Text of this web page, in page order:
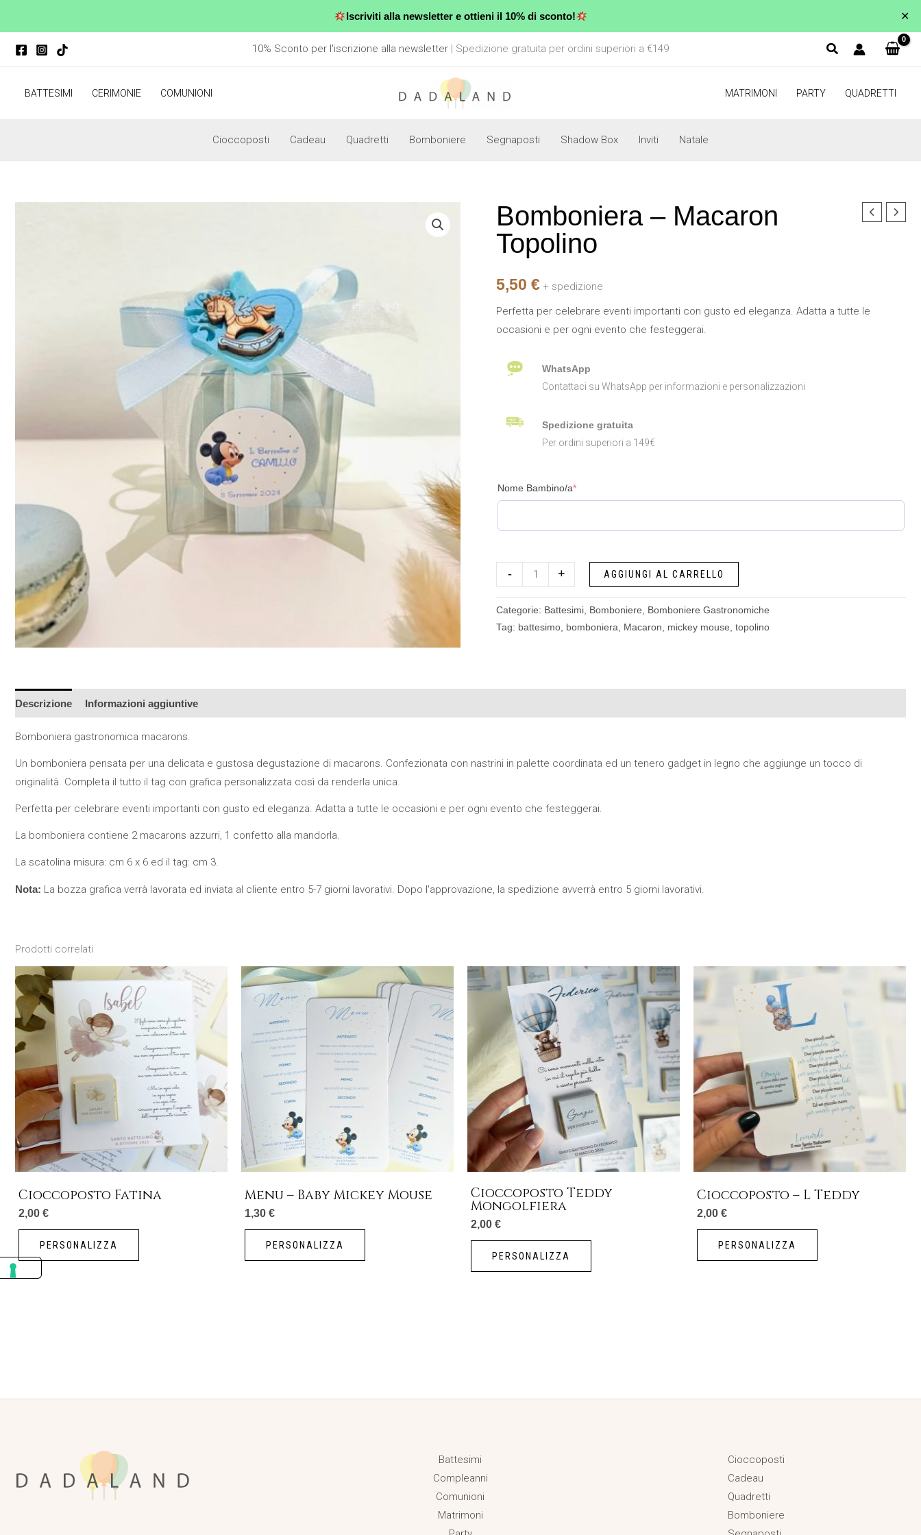
Iscriviti alla newsletter e ottieni il 10% di sconto! ✕
contenuto
10% Sconto per l'iscrizione alla newsletter | Spedizione gratuita per ordini superiori a €149
BATTESIMI CERIMONIE COMUNIONI MATRIMONI PARTY QUADRETTI
Cioccoposti Cadeau Quadretti Bomboniere Segnaposti Shadow Box Inviti Natale
Bomboniera – Macaron
Topolino
5,50 € + spedizione
Perfetta per celebrare eventi importanti con gusto ed eleganza. Adatta a tutte le
occasioni e per ogni evento che festeggerai.
WhatsApp
Contattaci su WhatsApp per informazioni e personalizzazioni
Spedizione gratuita
Per ordini superiori a 149€
Nome Bambino/a*
-
Bomboniera
Macaron
quantità
+ AGGIUNGI AL CARRELLO
Categorie: Battesimi, Bomboniere, Bomboniere Gastronomiche
Tag: battesimo, bomboniera, Macaron, mickey mouse, topolino
Descrizione Informazioni aggiuntive
Bomboniera gastronomica macarons.
Un bomboniera pensata per una delicata e gustosa degustazione di macarons. Confezionata con nastrini in palette coordinata ed un tenero gadget in legno che aggiunge un tocco di
originalità. Completa il tutto il tag con grafica personalizzata così da renderla unica.
Perfetta per celebrare eventi importanti con gusto ed eleganza. Adatta a tutte le occasioni e per ogni evento che festeggerai.
La bomboniera contiene 2 macarons azzurri, 1 confetto alla mandorla.
La scatolina misura: cm 6 x 6 ed il tag: cm 3.
Nota: La bozza grafica verrà lavorata ed inviata al cliente entro 5-7 giorni lavorativi. Dopo l'approvazione, la spedizione avverrà entro 5 giorni lavorativi.
Prodotti correlati
Cioccoposto Fatina
2,00 €
PERSONALIZZA
Menu – Baby Mickey Mouse
1,30 €
PERSONALIZZA
Cioccoposto Teddy
Mongolfiera
2,00 €
PERSONALIZZA
Cioccoposto – L Teddy
2,00 €
PERSONALIZZA
Battesimi
Compleanni
Comunioni
Matrimoni
Cioccoposti
Cadeau
Quadretti
Bomboniere